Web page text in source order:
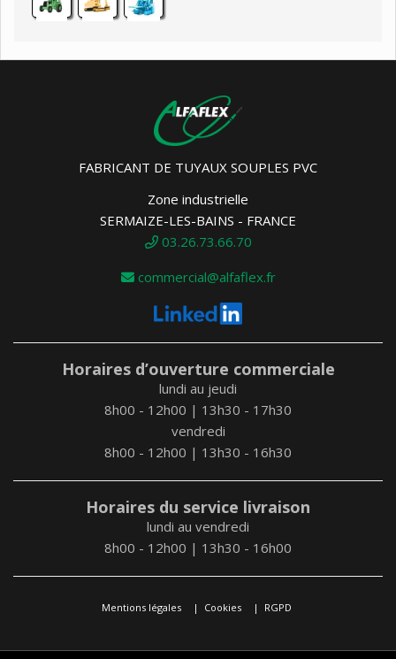
FABRICANT DE TUYAUX SOUPLES PVC
Zone industrielle
SERMAIZE-LES-BAINS - FRANCE
03.26.73.66.70
commercial@alfaflex.fr
Horaires d’ouverture commerciale
lundi au jeudi
8h00 - 12h00 | 13h30 - 17h30
vendredi
8h00 - 12h00 | 13h30 - 16h30
Horaires du service livraison
lundi au vendredi
8h00 - 12h00 | 13h30 - 16h00
Mentions légales Cookies RGPD